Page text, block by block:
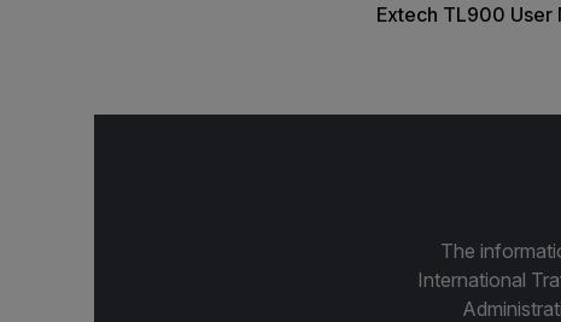
Extech TL900 User
The
International